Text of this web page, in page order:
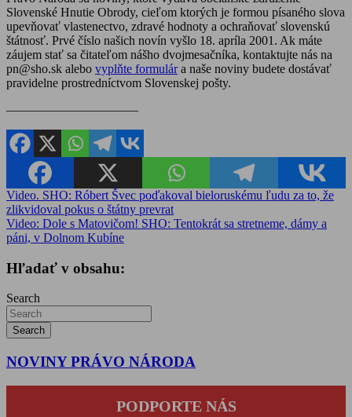
Slovenské Hnutie Obrody, cieľom ktorých je formou písaného slova
upevňovať vlastenectvo, zdravé hodnoty a ochraňovať slovenskú
štátnosť. Prvé číslo našich novín vyšlo 18. apríla 2001. Ak máte
záujem stať sa čitateľom nášho dvojmesačníka, kontaktujte nás na
pn@sho.sk alebo vyplňte formulára naše noviny budete dostávať
pravidelne prostredníctvom Slovenskej pošty.
————————–——
Navigácia
v
článku
Video. SHO: Róbert Švec poďakoval bieloruskému ľudu za to, že
zlikvidoval pokus o štátny prevrat
Video: Dole s Matovičom! SHO: Tentokrát sa stretneme, dámy a
páni, v Dolnom Kubíne
Hľadať v obsahu:
Search
Search
NOVINY PRÁVO NÁRODA
PODPORTE NÁS